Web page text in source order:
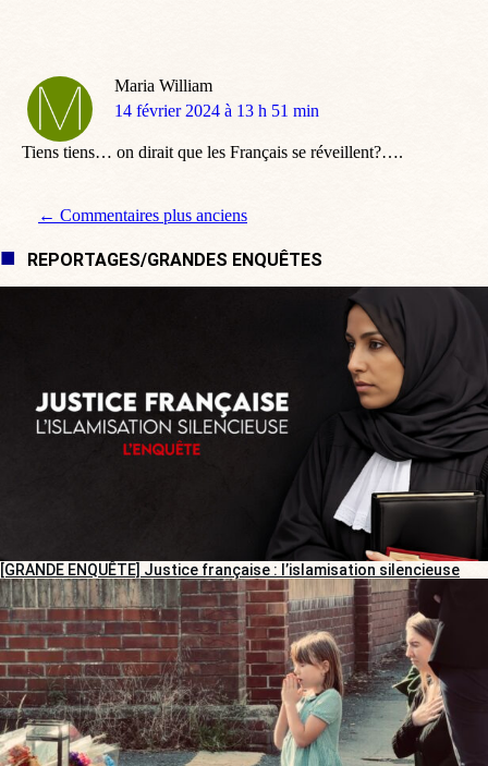
Maria William
dit
14 février 2024 à 13 h 51 min
Tiens tiens… on dirait que les Français se réveillent?….
Navigation de commentaire
← Commentaires plus anciens
REPORTAGES/GRANDES ENQUÊTES
[GRANDE ENQUÊTE] Justice française : l’islamisation silencieuse